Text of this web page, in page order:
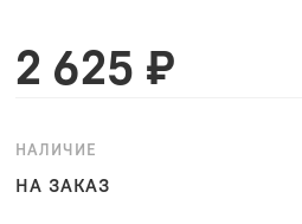
2 625 ₽
НАЛИЧИЕ
НА ЗАКАЗ